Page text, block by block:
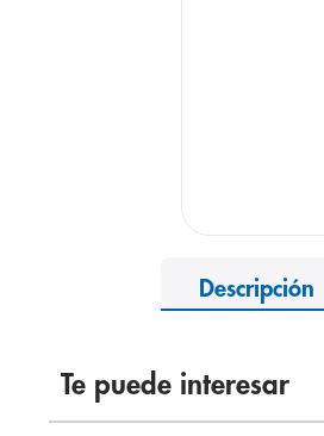
Descripción
Te puede interesar